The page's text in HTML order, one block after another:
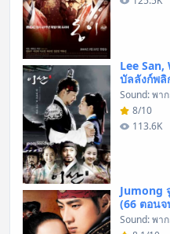
Lee
บัลลังก์พ
Sound: พา
8/10
113.6K
Jumong
(66 ตอน
Sound: พา